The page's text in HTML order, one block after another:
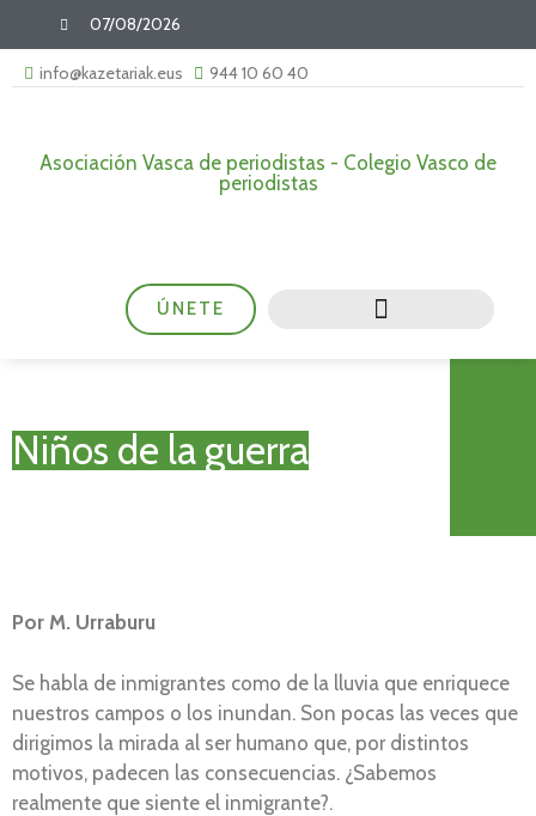
07/08/2026
info@kazetariak.eus 944 10 60 40
Asociación Vasca de periodistas - Colegio Vasco de
periodistas
ÚNETE
Niños de la guerra
Por M. Urraburu
Se habla de inmigrantes como de la lluvia que enriquece
nuestros campos o los inundan. Son pocas las veces que
dirigimos la mirada al ser humano que, por distintos
motivos, padecen las consecuencias. ¿Sabemos
realmente que siente el inmigrante?.